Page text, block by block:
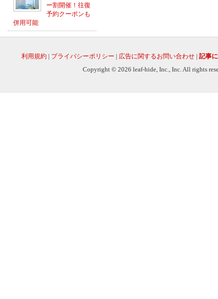
ー割開催！往復
予約クーポンも
併用可能
利用規約 | プライバシーポリシー | 広告に関するお問い合わせ | 記事
Copyright © 2026 leaf-hide, Inc., Inc. All rights